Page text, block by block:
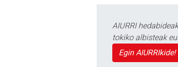
AIURRI
tokiko albisteak
Egin AIURRIkide!